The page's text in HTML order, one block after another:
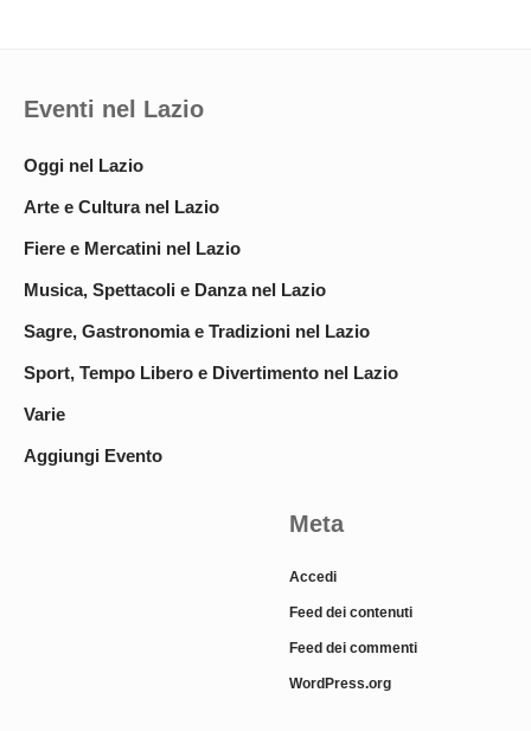
Eventi nel Lazio
Oggi nel Lazio
Arte e Cultura nel Lazio
Fiere e Mercatini nel Lazio
Musica, Spettacoli e Danza nel Lazio
Sagre, Gastronomia e Tradizioni nel Lazio
Sport, Tempo Libero e Divertimento nel Lazio
Varie
Aggiungi Evento
Meta
Accedi
Feed dei contenuti
Feed dei commenti
WordPress.org